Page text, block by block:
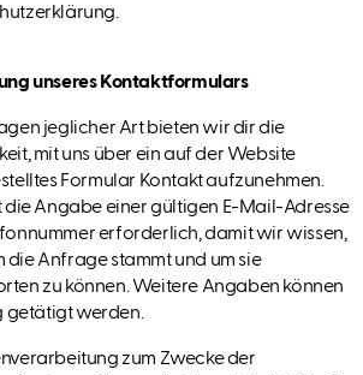
unseres Kontaktformulars
jeglicher Art bieten wir dir die
mit uns über ein auf der Website
Formular Kontakt aufzunehmen.
die Angabe einer gültigen E-Mail-Adresse
erforderlich, damit wir wissen,
die Anfrage stammt und um sie
zu können. Weitere Angaben können
werden.
zum Zwecke der